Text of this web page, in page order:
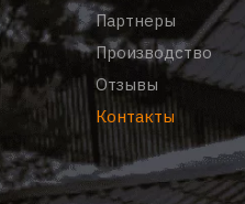
Партнеры
Производство
Отзывы
Контакты